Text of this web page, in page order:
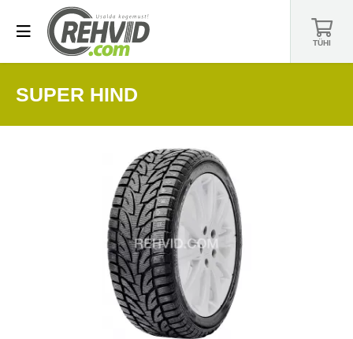
TÜHI
SUPER HIND